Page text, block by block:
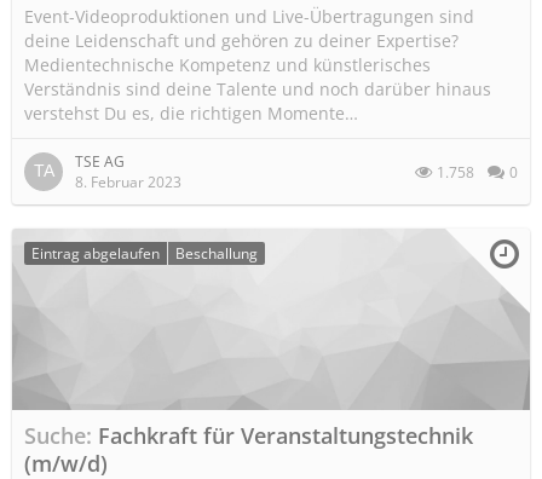
Event-Videoproduktionen und Live-Übertragungen sind
deine Leidenschaft und gehören zu deiner Expertise?
Medientechnische Kompetenz und künstlerisches
Verständnis sind deine Talente und noch darüber hinaus
verstehst Du es, die richtigen Momente…
TSE AG
8. Februar 2023
1.758 0
Eintrag abgelaufen Beschallung
Suche Fachkraft für Veranstaltungstechnik
(m/w/d)